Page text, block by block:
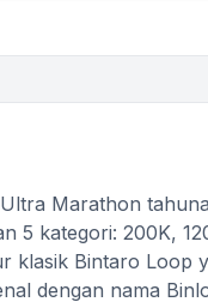
Marathon
5 kategori: 200K,
klasik Bintaro Loop
dengan nama